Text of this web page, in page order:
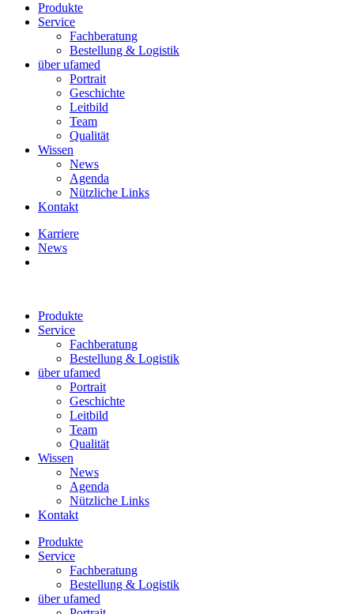
Produkte
Service
Fachberatung
Bestellung & Logistik
über ufamed
Portrait
Geschichte
Leitbild
Team
Qualität
Wissen
News
Agenda
Nützliche Links
Kontakt
Karriere
News
Produkte
Service
Fachberatung
Bestellung & Logistik
über ufamed
Portrait
Geschichte
Leitbild
Team
Qualität
Wissen
News
Agenda
Nützliche Links
Kontakt
Produkte
Service
Fachberatung
Bestellung & Logistik
über ufamed